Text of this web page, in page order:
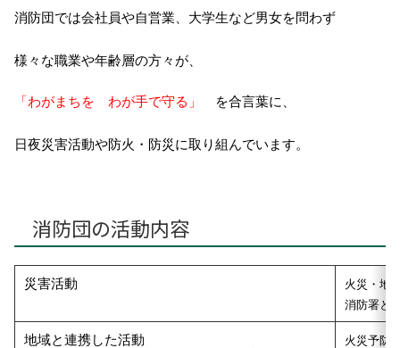
消防団では会社員や自営業、大学生など男女を問わず
様々な職業や年齢層の方々が、
「わがまちを わが手で守る」 を合言葉に、
日夜災害活動や防火・防災に取り組んでいます。
消防団の活動内容
災害活動
火災・地
消防署と
地域と連携した活動
火災予防